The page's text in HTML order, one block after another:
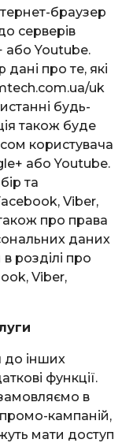
браузер
серверів
або Youtube.
про те, які
uk
будь-
також буде
користувача
або Youtube.
та
Viber,
про права
даних
розділі про
Viber,
до інших
функції.
в
промо-кампаній,
мати доступ